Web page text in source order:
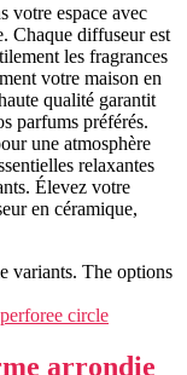
votre espace avec
Chaque diffuseur est
les fragrances
votre maison en
qualité garantit
parfums préférés.
une atmosphère
relaxantes
Élevez votre
en céramique,
variants. The options
arrondie